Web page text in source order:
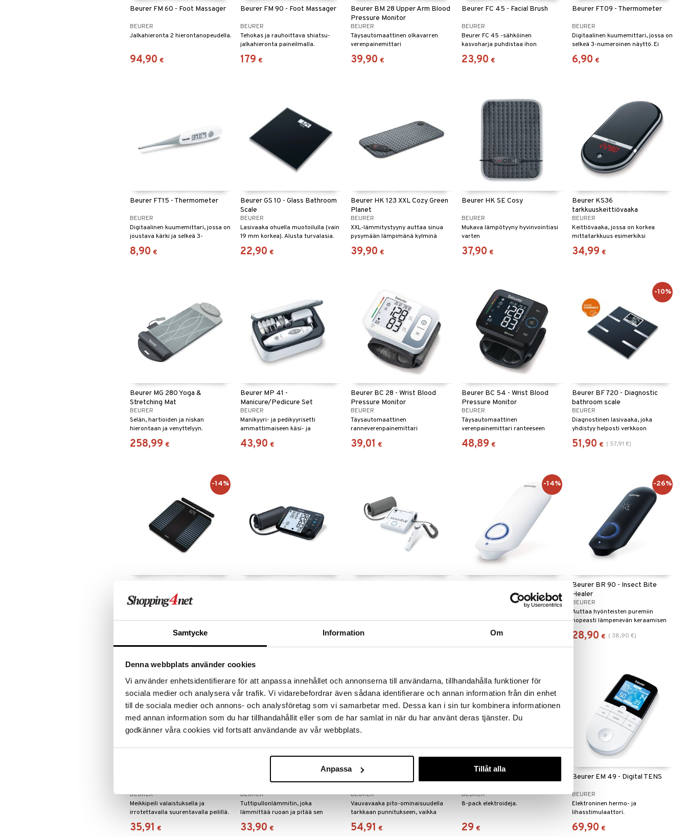
Samtycke Information Om
Denna webbplats använder cookies
Vi använder enhetsidentifierare för att anpassa innehållet och annonserna till användarna, tillhandahålla funktioner för
sociala medier och analysera vår trafik. Vi vidarebefordrar även sådana identifierare och annan information från din enhet
till de sociala medier och annons- och analysföretag som vi samarbetar med. Dessa kan i sin tur kombinera informationen
med annan information som du har tillhandahållit eller som de har samlat in när du har använt deras tjänster. Du
godkänner våra cookies vid fortsatt användande av vår webbplats.
Anpassa Tillåt alla
Beurer FM 60 - Foot Massager
BEURER
Jalkahieronta 2 hierontanopeudella.
94,90 €
Beurer FM 90 - Foot Massager
BEURER
Tehokas ja rauhoittava shiatsu-
jalkahieronta paineilmalla.
179 €
Beurer BM 28 Upper Arm Blood
Pressure Monitor
BEURER
Täysautomaattinen olkavarren
verenpainemittari
39,90 €
Beurer FC 45 - Facial Brush
BEURER
Beurer FC 45 -sähköinen
kasvoharja puhdistaa ihon
hellävaraisesti.
23,90 €
Beurer FT09 - Thermometer
BEURER
Digitaalinen kuumemittari, jossa on
selkeä 3-numeroinen näyttö. Ei
lasia eikä elohopeaa.
6,90 €
Beurer FT15 - Thermometer
BEURER
Digitaalinen kuumemittari, jossa on
joustava kärki ja selkeä 3-
numeroinen näyttö.
8,90 €
Beurer GS 10 - Glass Bathroom
Scale
BEURER
Lasivaaka ohuella muotoilulla (vain
19 mm korkea). Alusta turvalasia.
22,90 €
Beurer HK 123 XXL Cozy Green
Planet
BEURER
XXL-lämmitystyyny auttaa sinua
pysymään lämpimänä kylminä
päivinä.
39,90 €
Beurer HK SE Cosy
BEURER
Mukava lämpötyyny hyvinvointiasi
varten
37,90 €
Beurer KS36
tarkkuuskeittiövaaka
BEURER
Keittiövaaka, jossa on korkea
mittatarkkuus esimerkiksi
mausteille ja pigmenteille.
34,99 €
Beurer MG 280 Yoga &
Stretching Mat
BEURER
Selän, hartioiden ja niskan
hierontaan ja venyttelyyn.
258,99 €
Beurer MP 41 -
Manicure/Pedicure Set
BEURER
Manikyyri- ja pedikyyrisetti
ammattimaiseen käsi- ja
jalkahoitoon.
43,90 €
Beurer BC 28 - Wrist Blood
Pressure Monitor
BEURER
Täysautomaattinen
ranneverenpainemittari
39,01 €
Beurer BC 54 - Wrist Blood
Pressure Monitor
BEURER
Täysautomaattinen
verenpainemittari ranteeseen
Bluetooth®-yhteydellä
48,89 €
Beurer BF 720 - Diagnostic
bathroom scale
BEURER
Diagnostinen lasivaaka, joka
yhdistyy helposti verkkoon
älypuhelimen ja vaa'an välillä.
51,90 € ( 57,91 €)
-10%
Bathroom Scale
BEURER
kohtaa innovaation täydelliseen
kehonhallintaan
)
-14%
verenpainemittari.
mittaus yläkäteen sekä sydämen
rytmin EKG-mittaus
139 29€)
-14%
Beurer BR 90 - Insect Bite
Healer
BEURER
Auttaa hyönteisten puremiin
nopeasti lämpenevän keraamisen
levyn avulla, joka pidetään
hyönteisen pureman kohdalla.
28,90 € ( 38,90 €)
-26%
BEURER
Meikkipeili valaistuksella ja
irrotettavalla suurentavalla peilillä.
35,91 €
BEURER
Tuttipullonlämmitin, joka
lämmittää ruoan ja pitää sen
lämpimänä.
33,90 €
BEURER
Vauvavaaka pito-ominaisuudella
tarkkaan punnitukseen, vaikka
vauva liikkuisi.
54,91 €
BEURER
8-pack elektroideja.
29 €
Beurer EM 49 - Digital TENS
BEURER
Elektroninen hermo- ja
lihasstimulaattori.
69,90 €